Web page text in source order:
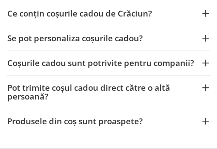
Ce conțin coșurile cadou de Crăciun?
Se pot personaliza coșurile cadou?
Coșurile cadou sunt potrivite pentru companii?
Pot trimite coșul cadou direct către o altă
persoană?
Produsele din coș sunt proaspete?